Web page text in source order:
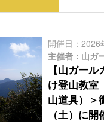
開催日：2026
主催者：山ガ
【山ガー
け登山教室
山道具）＞
（土）に開